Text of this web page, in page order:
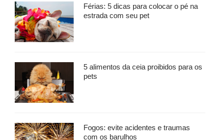
Férias: 5 dicas para colocar o pé na
estrada com seu pet
5 alimentos da ceia proibidos para os
pets
Fogos: evite acidentes e traumas
com os barulhos